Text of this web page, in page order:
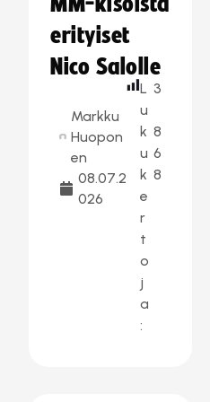
erityiset
Nico Salolle
Markku
Huopon
en
08.07.2
026
L
u
k
u
k
e
r
t
o
j
a
:
3
8
6
8